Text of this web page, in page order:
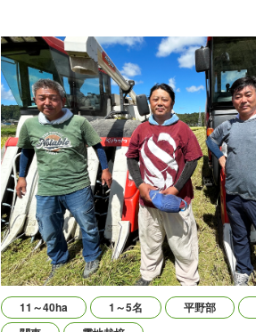
11～40ha 1～5名 平野部